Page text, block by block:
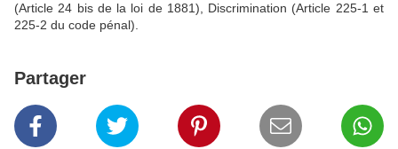
(Article 24 bis de la loi de 1881), Discrimination (Article 225-1 et
225-2 du code pénal).
Partager